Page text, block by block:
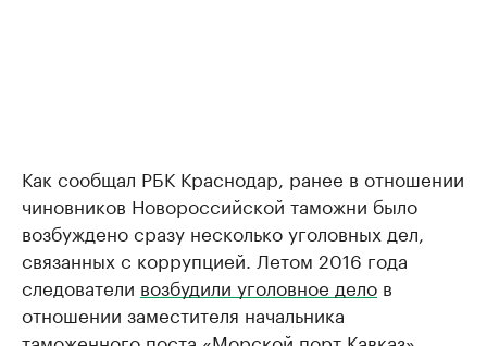
Как сообщал РБК Краснодар, ранее в отношении
чиновников Новороссийской таможни было
возбуждено сразу несколько уголовных дел,
связанных с коррупцией. Летом 2016 года
следователи возбудили уголовное дело в
отношении заместителя начальника